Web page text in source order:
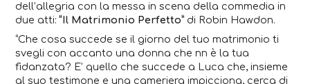
dell’allegria con la messa in scena della commedia in
due atti: “Il Matrimonio Perfetto” di Robin Hawdon.
“Che cosa succede se il giorno del tuo matrimonio ti
svegli con accanto una donna che nn è la tua
fidanzata? E’ quello che succede a Luca che, insieme
al suo testimone e una cameriera impicciona, cerca di